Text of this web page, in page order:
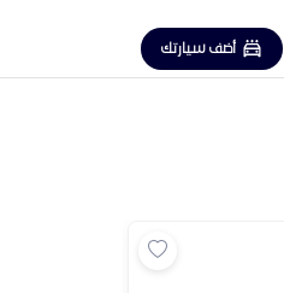
أضف سيارتك